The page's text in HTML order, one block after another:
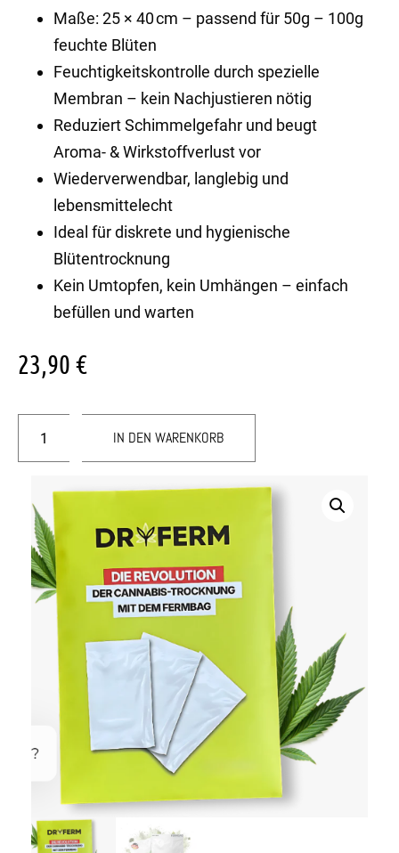
Maße: 25 × 40 cm – passend für 50g – 100g
feuchte Blüten
Feuchtigkeitskontrolle durch spezielle
Membran – kein Nachjustieren nötig
Reduziert Schimmelgefahr und beugt
Aroma- & Wirkstoffverlust vor
Wiederverwendbar, langlebig und
lebensmittelecht
Ideal für diskrete und hygienische
Blütentrocknung
Kein Umtopfen, kein Umhängen – einfach
befüllen und warten
23,90€
IN DEN WARENKORB